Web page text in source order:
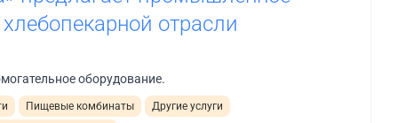
отрасли
оборудование.
Пищевые комбинаты
Другие услуги